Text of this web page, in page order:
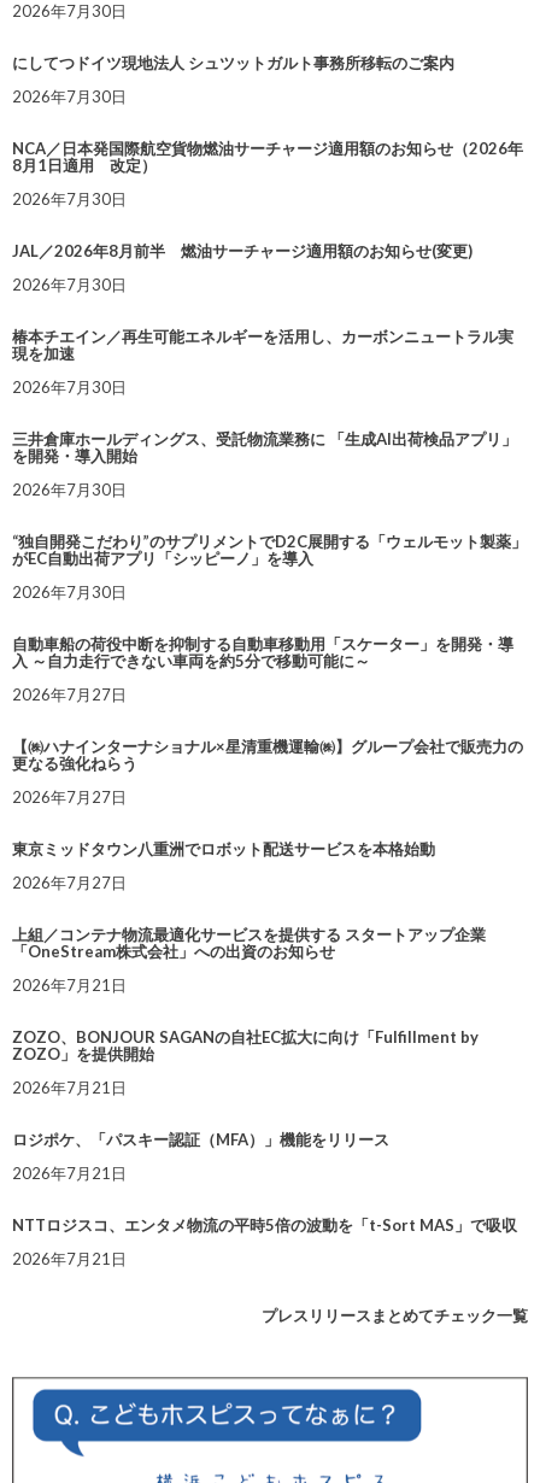
2026年7月30日
にしてつドイツ現地法人 シュツットガルト事務所移転のご案内
2026年7月30日
NCA／日本発国際航空貨物燃油サーチャージ適用額のお知らせ（2026年
8月1日適用 改定）
2026年7月30日
JAL／2026年8月前半 燃油サーチャージ適用額のお知らせ(変更)
2026年7月30日
椿本チエイン／再生可能エネルギーを活用し、カーボンニュートラル実
現を加速
2026年7月30日
三井倉庫ホールディングス、受託物流業務に 「生成AI出荷検品アプリ」
を開発・導入開始
2026年7月30日
“独自開発こだわり”のサプリメントでD2C展開する「ウェルモット製薬」
がEC自動出荷アプリ「シッピーノ」を導入
2026年7月30日
自動車船の荷役中断を抑制する自動車移動用「スケーター」を開発・導
入 ～自力走行できない車両を約5分で移動可能に～
2026年7月27日
【㈱ハナインターナショナル×星清重機運輸㈱】グループ会社で販売力の
更なる強化ねらう
2026年7月27日
東京ミッドタウン八重洲でロボット配送サービスを本格始動
2026年7月27日
上組／コンテナ物流最適化サービスを提供する スタートアップ企業
「OneStream株式会社」への出資のお知らせ
2026年7月21日
ZOZO、BONJOUR SAGANの自社EC拡大に向け「Fulfillment by
ZOZO」を提供開始
2026年7月21日
ロジポケ、「パスキー認証（MFA）」機能をリリース
2026年7月21日
NTTロジスコ、エンタメ物流の平時5倍の波動を「t-Sort MAS」で吸収
2026年7月21日
プレスリリースまとめてチェック一覧